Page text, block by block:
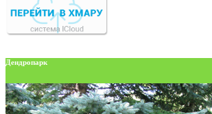
Дендропарк